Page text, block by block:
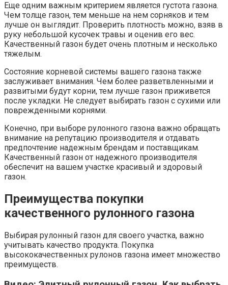
Еще одним важным критерием является густота газона.
Чем толще газон, тем меньше на нем сорняков и тем
лучше он выглядит. Проверить плотность можно, взяв в
руку небольшой кусочек травы и оценив его вес.
Качественный газон будет очень плотным и несколько
тяжелым.
Состояние корневой системы вашего газона также
заслуживает внимания. Чем более разветвленными и
развитыми будут корни, тем лучше газон приживется
после укладки. Не следует выбирать газон с сухими или
поврежденными корнями.
Конечно, при выборе рулонного газона важно обращать
внимание на репутацию производителя и отдавать
предпочтение надежным брендам и поставщикам.
Качественный газон от надежного производителя
обеспечит на вашем участке красивый и здоровый
газон.
Преимущества покупки
качественного рулонного газона
Выбирая рулонный газон для своего участка, важно
учитывать качество продукта. Покупка
высококачественных рулонов газона имеет множество
преимуществ.